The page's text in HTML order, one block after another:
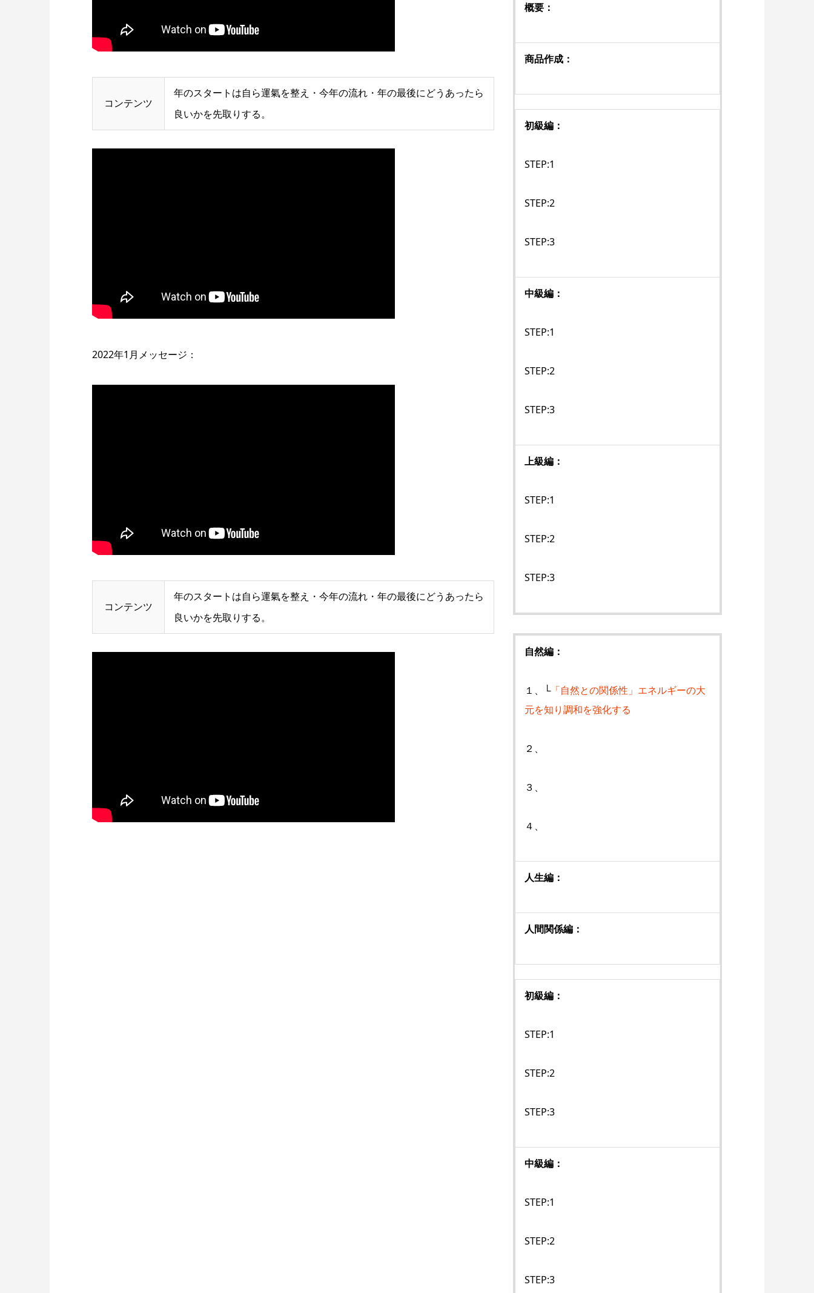
コンテンツ
年のスタートは自ら運氣を整え・今年の流れ・年の最後にどうあったら
良いかを先取りする。
2022年1月メッセージ：
コンテンツ
年のスタートは自ら運氣を整え・今年の流れ・年の最後にどうあったら
良いかを先取りする。
概要：
商品作成：
初級編：
STEP:1
STEP:2
STEP:3
中級編：
STEP:1
STEP:2
STEP:3
上級編：
STEP:1
STEP:2
STEP:3
自然編：
１、 └「自然との関係性」エネルギーの大
元を知り調和を強化する
２、
３、
４、
人生編：
人間関係編：
初級編：
STEP:1
STEP:2
STEP:3
中級編：
STEP:1
STEP:2
STEP:3